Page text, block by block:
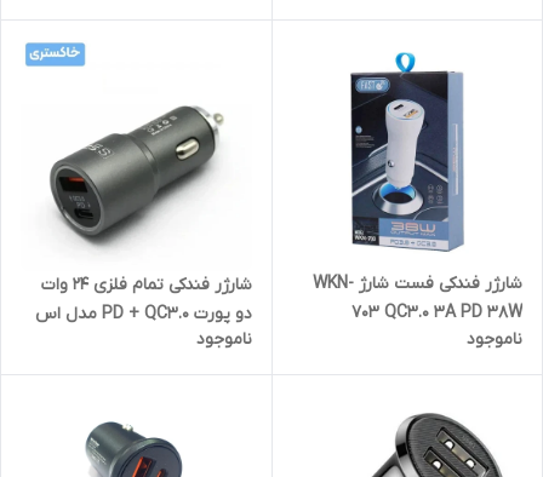
شارژر فندکی فست شارژ WKN-
703 QC3.0 3A PD 38W
ناموجود
شارژر فندکی تمام فلزی 24 وات
دو پورت PD + QC3.0 مدل اس
زد ایکس SZX SZ09
ناموجود